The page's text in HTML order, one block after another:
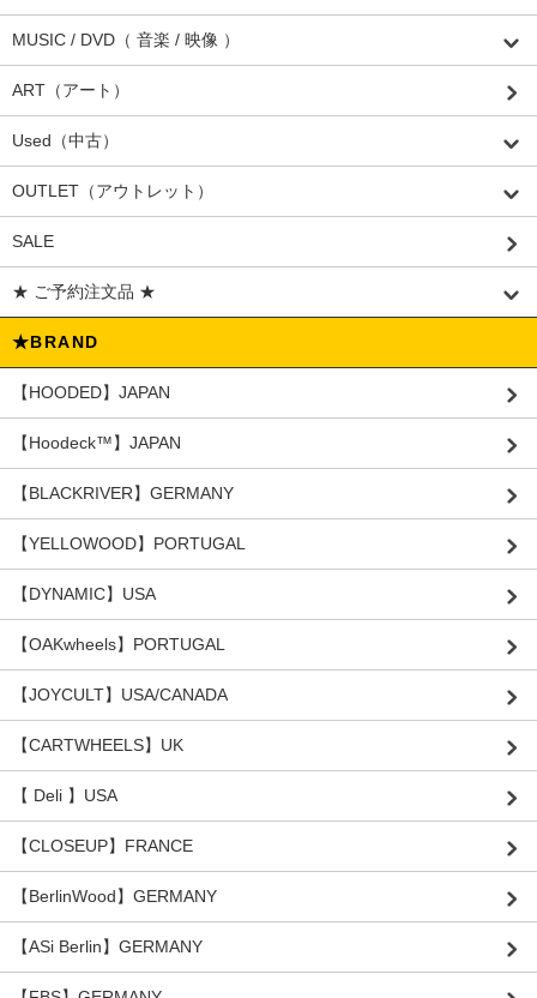
MUSIC / DVD（ 音楽 / 映像 ）
ART（アート）
Used（中古）
OUTLET（アウトレット）
SALE
★ ご予約注文品 ★
★BRAND
【HOODED】JAPAN
【Hoodeck™️】JAPAN
【BLACKRIVER】GERMANY
【YELLOWOOD】PORTUGAL
【DYNAMIC】USA
【OAKwheels】PORTUGAL
【JOYCULT】USA/CANADA
【CARTWHEELS】UK
【 Deli 】USA
【CLOSEUP】FRANCE
【BerlinWood】GERMANY
【ASi Berlin】GERMANY